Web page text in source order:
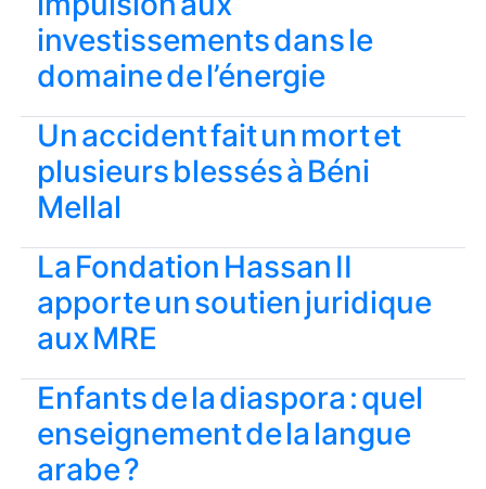
investissements dans le
domaine de l’énergie
Un accident fait un mort et
plusieurs blessés à Béni
Mellal
La Fondation Hassan II
apporte un soutien juridique
aux MRE
Enfants de la diaspora : quel
enseignement de la langue
arabe ?